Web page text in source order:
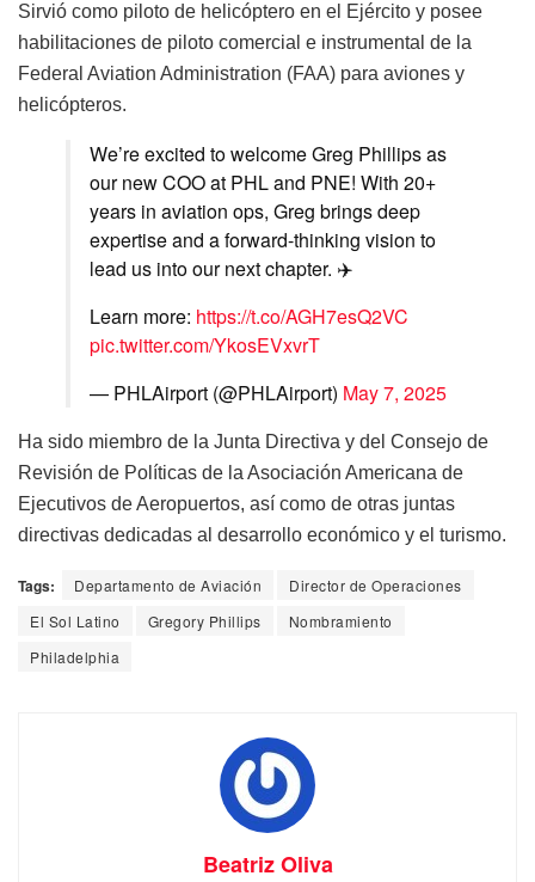
Sirvió como piloto de helicóptero en el Ejército y posee
habilitaciones de piloto comercial e instrumental de la
Federal Aviation Administration (FAA) para aviones y
helicópteros.
We’re excited to welcome Greg Phillips as
our new COO at PHL and PNE! With 20+
years in aviation ops, Greg brings deep
expertise and a forward-thinking vision to
lead us into our next chapter. ✈️
Learn more: https://t.co/AGH7esQ2VC
pic.twitter.com/YkosEVxvrT
— PHLAirport (@PHLAirport) May 7, 2025
Ha sido miembro de la Junta Directiva y del Consejo de
Revisión de Políticas de la Asociación Americana de
Ejecutivos de Aeropuertos, así como de otras juntas
directivas dedicadas al desarrollo económico y el turismo.
Tags: Departamento de Aviación
Director de Operaciones
El Sol Latino
Gregory Phillips
Nombramiento
Philadelphia
Beatriz Oliva